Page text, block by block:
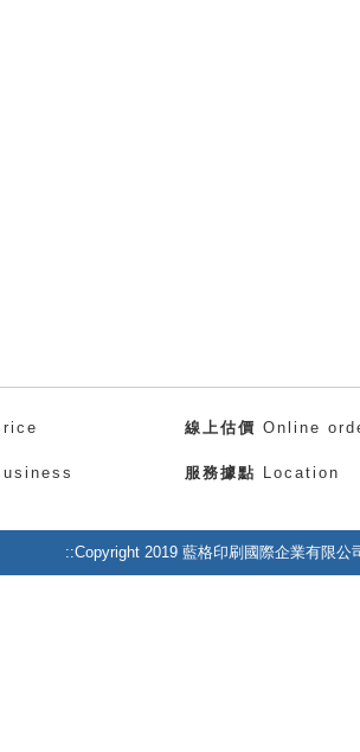
線上估價 Online
服務據點 Location
::Copyright 2019 藍格印刷國際企業有限